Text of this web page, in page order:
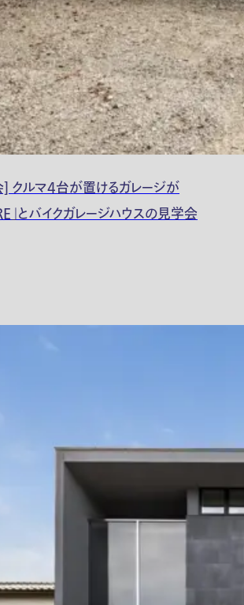
ルマ4台が置けるガレージが
とバイクガレージハウスの見学会